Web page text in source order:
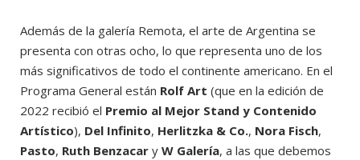
Además de la galería Remota, el arte de Argentina se
presenta con otras ocho, lo que representa uno de los
más significativos de todo el continente americano. En el
Programa General están Rolf Art (que en la edición de
2022 recibió el Premio al Mejor Stand y Contenido
Artístico), Del Infinito, Herlitzka & Co., Nora Fisch,
Pasto, Ruth Benzacar y W Galería, a las que debemos